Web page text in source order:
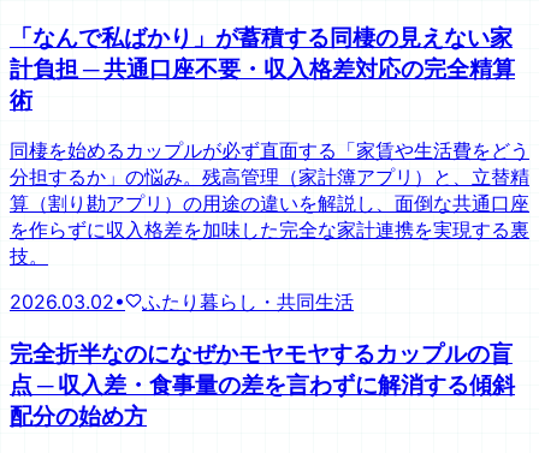
「なんで私ばかり」が蓄積する同棲の見えない家
計負担 ─ 共通口座不要・収入格差対応の完全精算
術
同棲を始めるカップルが必ず直面する「家賃や生活費をどう
分担するか」の悩み。残高管理（家計簿アプリ）と、立替精
算（割り勘アプリ）の用途の違いを解説し、面倒な共通口座
を作らずに収入格差を加味した完全な家計連携を実現する裏
技。
2026.03.02• ふたり暮らし・共同生活
完全折半なのになぜかモヤモヤするカップルの盲
点 ─ 収入差・食事量の差を言わずに解消する傾斜
配分の始め方